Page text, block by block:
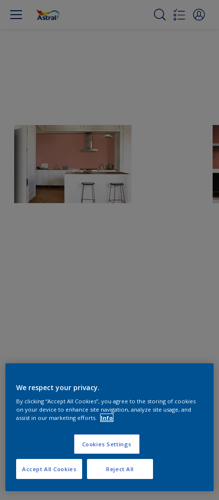
We respect your privacy.
By clicking “Accept All Cookies”, you agree to the storing of cookies
on your device to enhance site navigation, analyze site usage, and
assist in our marketing efforts.
Info
Cookies Settings
Reject All
Accept All Cookies